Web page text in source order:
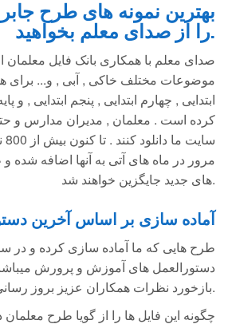
بهترین نمونه های طرح
را از صدای معلم بخواهید.
صدای معلم با همکاری بانک فایل معلمان
موضوعات مختلف خاکی , آبی , و... برای
ابتدایی , چهارم ابتدایی , پنجم ابتدایی
کرده است . معلمان , مدیران مدارس و
مرور در ماه های آتی به آنها اضافه شده
های جدید جایگزین خواهند شد.
آماده سازی بر اساس آخرین
طرح هایی که ما آماده سازی کرده و در
دستورالعمل های آموزش و پرورش
بازخورد نظرات همکاران عزیز بروز رسانی میشودند.
چگونه این فایل ها را از گویا طرح معلمان